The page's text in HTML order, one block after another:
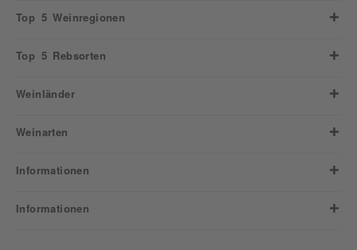
Top 5 Weinregionen
Top 5 Rebsorten
Weinländer
Weinarten
Informationen
Informationen